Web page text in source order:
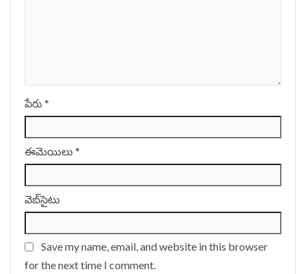
పేరు *
ఈమెయిలు *
వెబ్‌సైటు
Save my name, email, and website in this browser
for the next time I comment.